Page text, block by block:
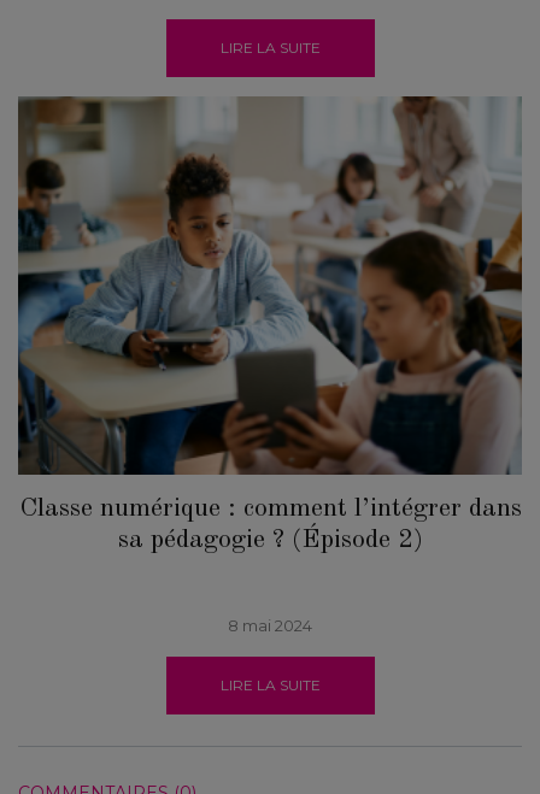
LIRE LA SUITE
Classe numérique : comment l’intégrer dans
sa pédagogie ? (Épisode 2)
8 mai 2024
LIRE LA SUITE